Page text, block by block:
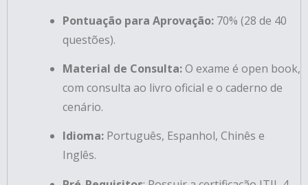
Pontuação para Aprovação: 70% (28 de 40
questões).
Material de Consulta:O exame é open book,
com consulta ao livro oficial e o caderno de
cenário.
Idioma: Português, Espanhol, Chinês e
Inglês.